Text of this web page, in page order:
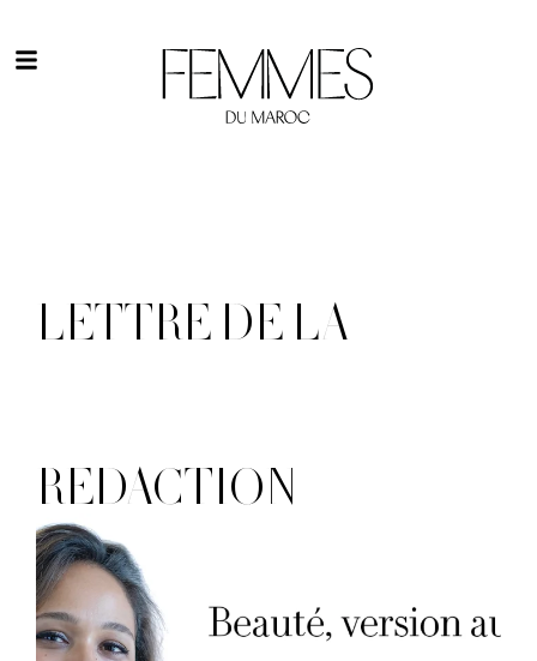
LETTRE DE LA
REDACTION